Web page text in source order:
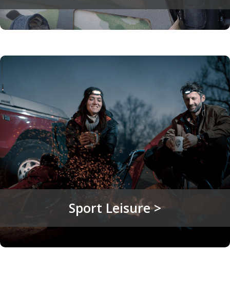
Sport Leisure >